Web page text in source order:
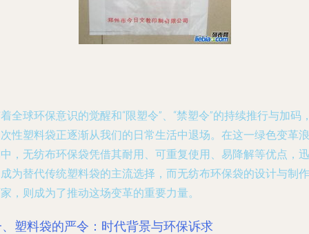
全球环保意识的觉醒和“限塑令”、“禁塑令”的持续推行与加码
性塑料袋正逐渐从我们的日常生活中退场。在这一绿色变革浪
，无纺布环保袋凭借其耐用、可重复使用、易降解等优点，迅
为替代传统塑料袋的主流选择，而无纺布环保袋的设计与制作
，则成为了推动这场变革的重要力量。
塑料袋的严令：时代背景与环保诉求